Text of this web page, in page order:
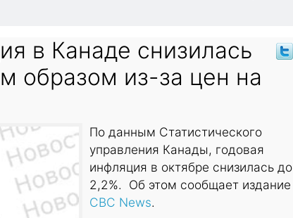
в Канаде снизилась
образом из-за цен на
По данным Статистического
управления Канады, годовая
инфляция в октябре снизилась до
2,2%. Об этом сообщает издание
CBC News.